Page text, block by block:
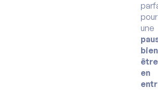
pour
une
être
en